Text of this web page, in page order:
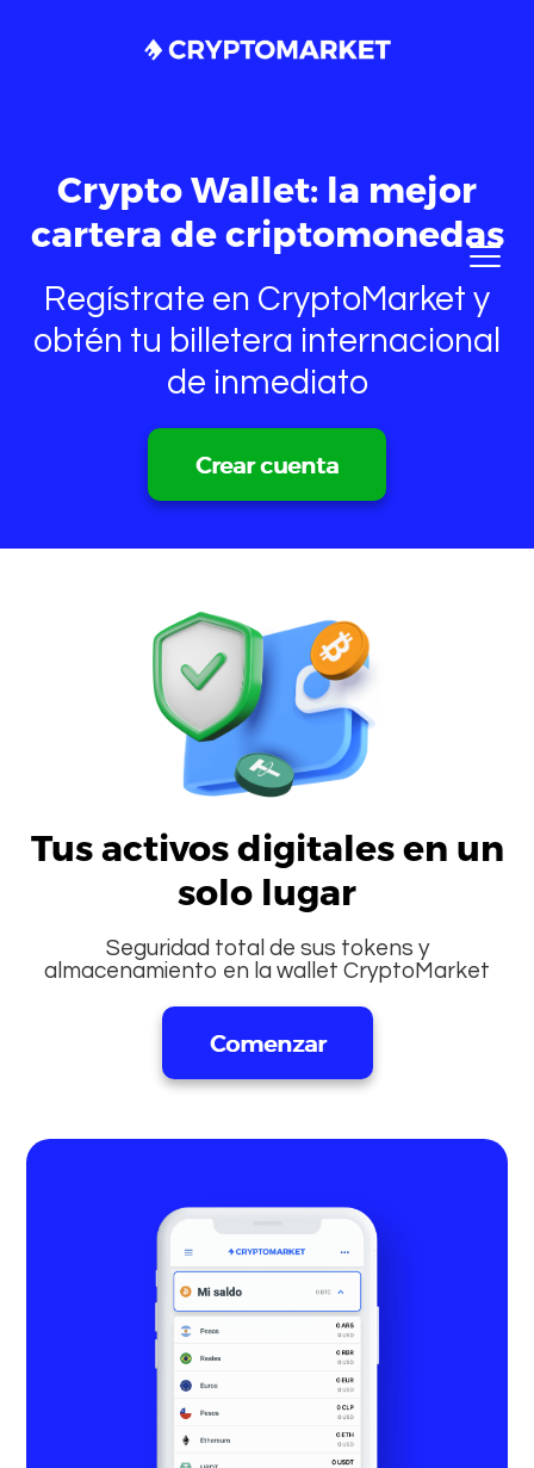
Crypto Wallet: la mejor
cartera de criptomonedas
Regístrate en CryptoMarket y
obtén tu billetera internacional
de inmediato
Crear cuenta
Tus activos digitales en un
solo lugar
Seguridad total de sus tokens y
almacenamiento en la wallet CryptoMarket
Comenzar